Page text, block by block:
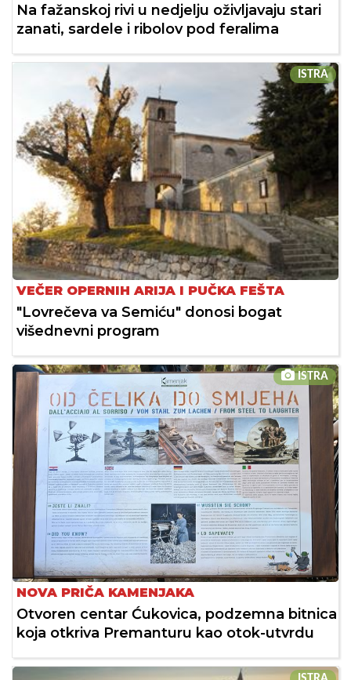
Na fažanskoj rivi u nedjelju oživljavaju stari
zanati, sardele i ribolov pod feralima
ISTRA
VEČER OPERNIH ARIJA I PUČKA FEŠTA
"Lovrečeva va Semiću" donosi bogat
višednevni program
ISTRA
NOVA PRIČA KAMENJAKA
Otvoren centar Ćukovica, podzemna bitnica
koja otkriva Premanturu kao otok-utvrdu